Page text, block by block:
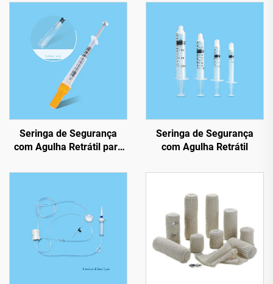
Seringa de Segurança
com Agulha Retrátil para
Seringa de Segurança
com Agulha Retrátil